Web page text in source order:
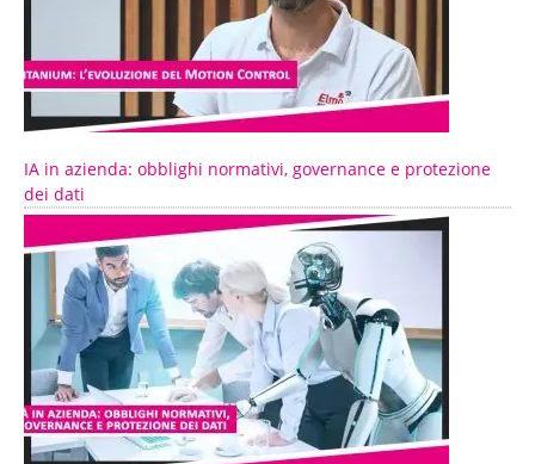
IA in azienda: obblighi normativi, governance e protezione
dei dati